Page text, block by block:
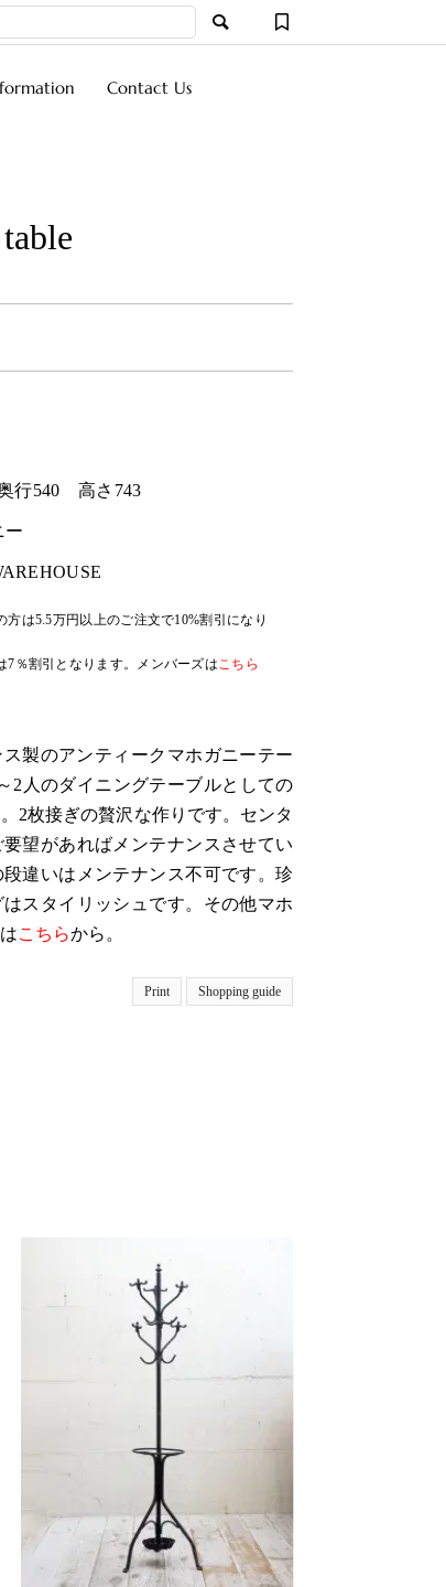
Contact Us
行540 高さ 743
ー
方は5.5万円以上のご注文で10%割引になり
％割引となります。メンバーズはこちら
製のアンティークマホガニーテー
2人のダイニングテーブルとしての
2枚接ぎの贅沢な作りです。センタ
望があればメンテナンスさせてい
違いはメンテナンス不可です。珍
スタイリッシュです。その他マホ
こちらから。
Print Shopping guide